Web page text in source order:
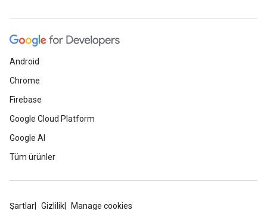
Android
Chrome
Firebase
Google Cloud Platform
Google AI
Tüm ürünler
Şartlar Gizlilik Manage cookies